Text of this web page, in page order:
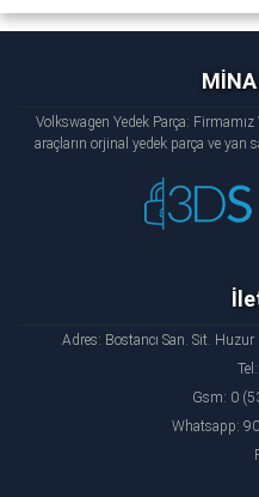
MİNA
Volkswagen Yedek Parça:
araçların orjinal yedek parça ve yan
Adres: Bostancı San. Sit.
Gsm: 0
Whatsapp: